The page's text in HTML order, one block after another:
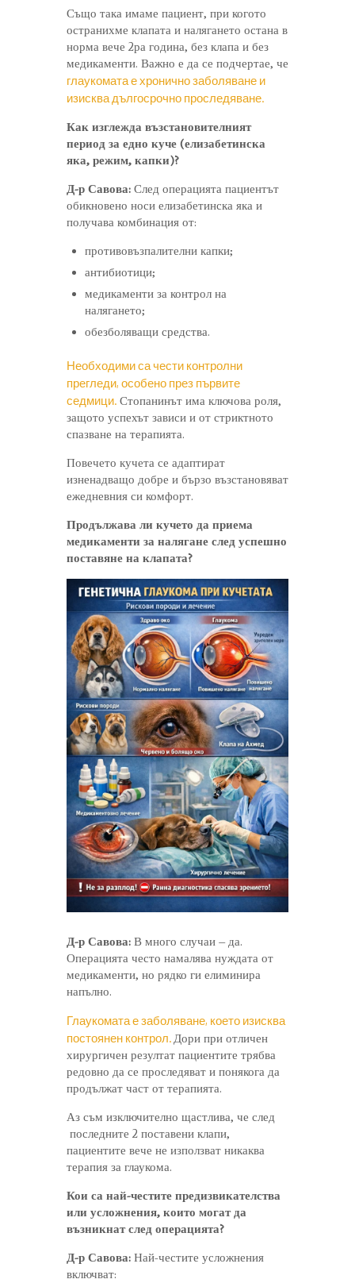
Също така имаме пациент, при когото
остранихме клапата и налягането остана в
норма вече 2ра година, без клапа и без
медикаменти. Важно е да се подчертае, че
глаукомата е хронично заболяване и
изисква дългосрочно проследяване.
Как изглежда възстановителният
период за едно куче (елизабетинска
яка, режим, капки)?
Д-р Савова: След операцията пациентът
обикновено носи елизабетинска яка и
получава комбинация от:
противовъзпалителни капки;
антибиотици;
медикаменти за контрол на
налягането;
обезболяващи средства.
Необходими са чести контролни
прегледи, особено през първите
седмици. Стопанинът има ключова роля,
защото успехът зависи и от стриктното
спазване на терапията.
Повечето кучета се адаптират
изненадващо добре и бързо възстановяват
ежедневния си комфорт.
Продължава ли кучето да приема
медикаменти за налягане след успешно
поставяне на клапата?
Д-р Савова: В много случаи – да.
Операцията често намалява нуждата от
медикаменти, но рядко ги елиминира
напълно.
Глаукомата е заболяване, което изисква
постоянен контрол.Дори при отличен
хирургичен резултат пациентите трябва
редовно да се проследяват и понякога да
продължат част от терапията.
Аз съм изключително щастлива, че след
последните 2 поставени клапи,
пациентите вече не използват никаква
терапия за глаукома.
Кои са най-честите предизвикателства
или усложнения, които могат да
възникнат след операцията?
Д-р Савова: Най-честите усложнения
включват: